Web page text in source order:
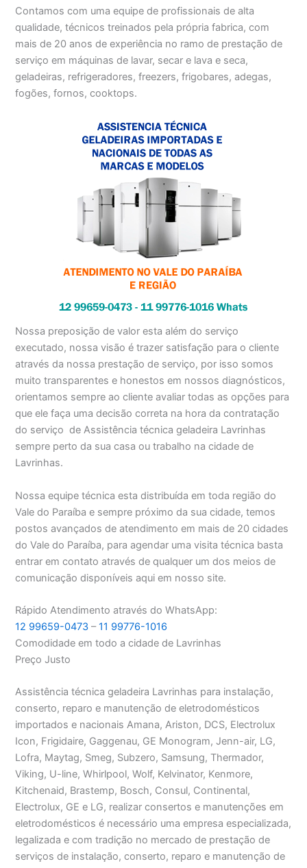
Contamos com uma equipe de profissionais de alta
qualidade, técnicos treinados pela própria fabrica, com
mais de 20 anos de experiência no ramo de prestação de
serviço em máquinas de lavar, secar e lava e seca,
geladeiras, refrigeradores, freezers, frigobares, adegas,
fogões, fornos, cooktops.
Nossa preposição de valor esta além do serviço
executado, nossa visão é trazer satisfação para o cliente
através da nossa prestação de serviço, por isso somos
muito transparentes e honestos em nossos diagnósticos,
orientamos sempre ao cliente avaliar todas as opções para
que ele faça uma decisão correta na hora da contratação
do serviço de Assistência técnica geladeira Lavrinhas
sempre perto da sua casa ou trabalho na cidade de
Lavrinhas.
Nossa equipe técnica esta distribuída em toda região do
Vale do Paraíba e sempre próximo da sua cidade, temos
postos avançados de atendimento em mais de 20 cidades
do Vale do Paraíba, para agendar uma visita técnica basta
entrar em contato através de qualquer um dos meios de
comunicação disponíveis aqui em nosso site.
Rápido Atendimento através do WhatsApp:
12 99659-0473 –11 99776-1016
Comodidade em todo a cidade de Lavrinhas
Preço Justo
Assistência técnica geladeira Lavrinhas para instalação,
conserto, reparo e manutenção de eletrodomésticos
importados e nacionais Amana, Ariston, DCS, Electrolux
Icon, Frigidaire, Gaggenau, GE Monogram, Jenn-air, LG,
Lofra, Maytag, Smeg, Subzero, Samsung, Thermador,
Viking, U-line, Whirlpool, Wolf, Kelvinator, Kenmore,
Kitchenaid, Brastemp, Bosch, Consul, Continental,
Electrolux, GE e LG, realizar consertos e manutenções em
eletrodomésticos é necessário uma empresa especializada,
legalizada e com tradição no mercado de prestação de
serviços de instalação, conserto, reparo e manutenção de